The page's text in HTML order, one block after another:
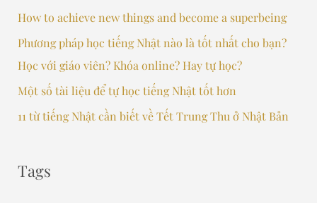
How to achieve new things and become a superbeing
Phương pháp học tiếng Nhật nào là tốt nhất cho bạn?
Học với giáo viên? Khóa online? Hay tự học?
Một số tài liệu để tự học tiếng Nhật tốt hơn
11 từ tiếng Nhật cần biết về Tết Trung Thu ở Nhật Bản
Tags